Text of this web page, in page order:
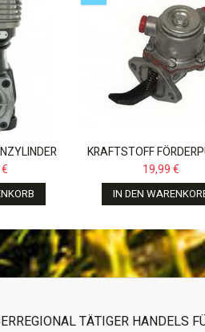
JX,NEW
KRAFTSTOFF
FÜR FENDT FAVORIT
822 920...
19,99 €
IN DEN
TÄTIGER HANDELS